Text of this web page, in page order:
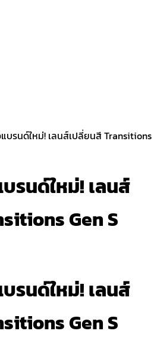
บรนด์ใหม่! เลนส์เปลี่ยนสี Transitions
รนด์ใหม่! เลนส์
Gen S
รนด์ใหม่! เลนส์
Gen S